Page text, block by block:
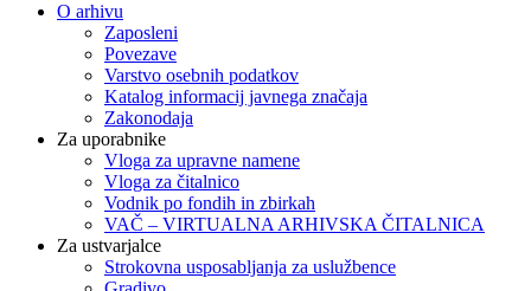
O arhivu
Zaposleni
Povezave
Varstvo osebnih podatkov
Katalog informacij javnega značaja
Zakonodaja
Za uporabnike
Vloga za upravne namene
Vloga za čitalnico
Vodnik po fondih in zbirkah
VAČ – VIRTUALNA ARHIVSKA ČITALNICA
Za ustvarjalce
Strokovna usposabljanja za uslužbence